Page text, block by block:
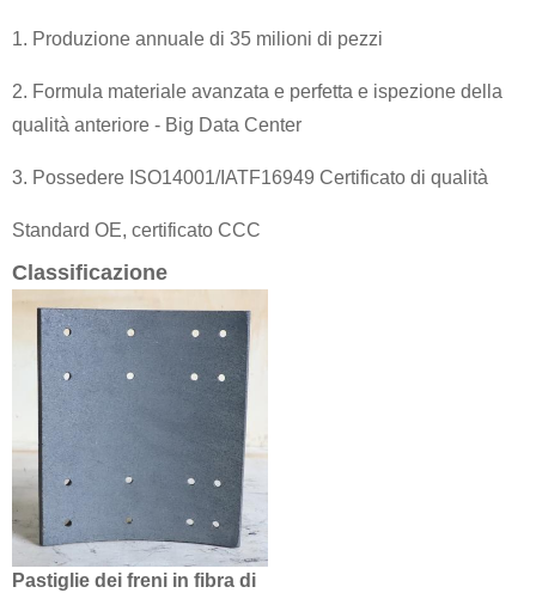
1. Produzione annuale di 35 milioni di pezzi
2. Formula materiale avanzata e perfetta e ispezione della
qualità anteriore - Big Data Center
3. Possedere ISO14001/IATF16949 Certificato di qualità
Standard OE, certificato CCC
Classificazione
Pastiglie dei freni in fibra di